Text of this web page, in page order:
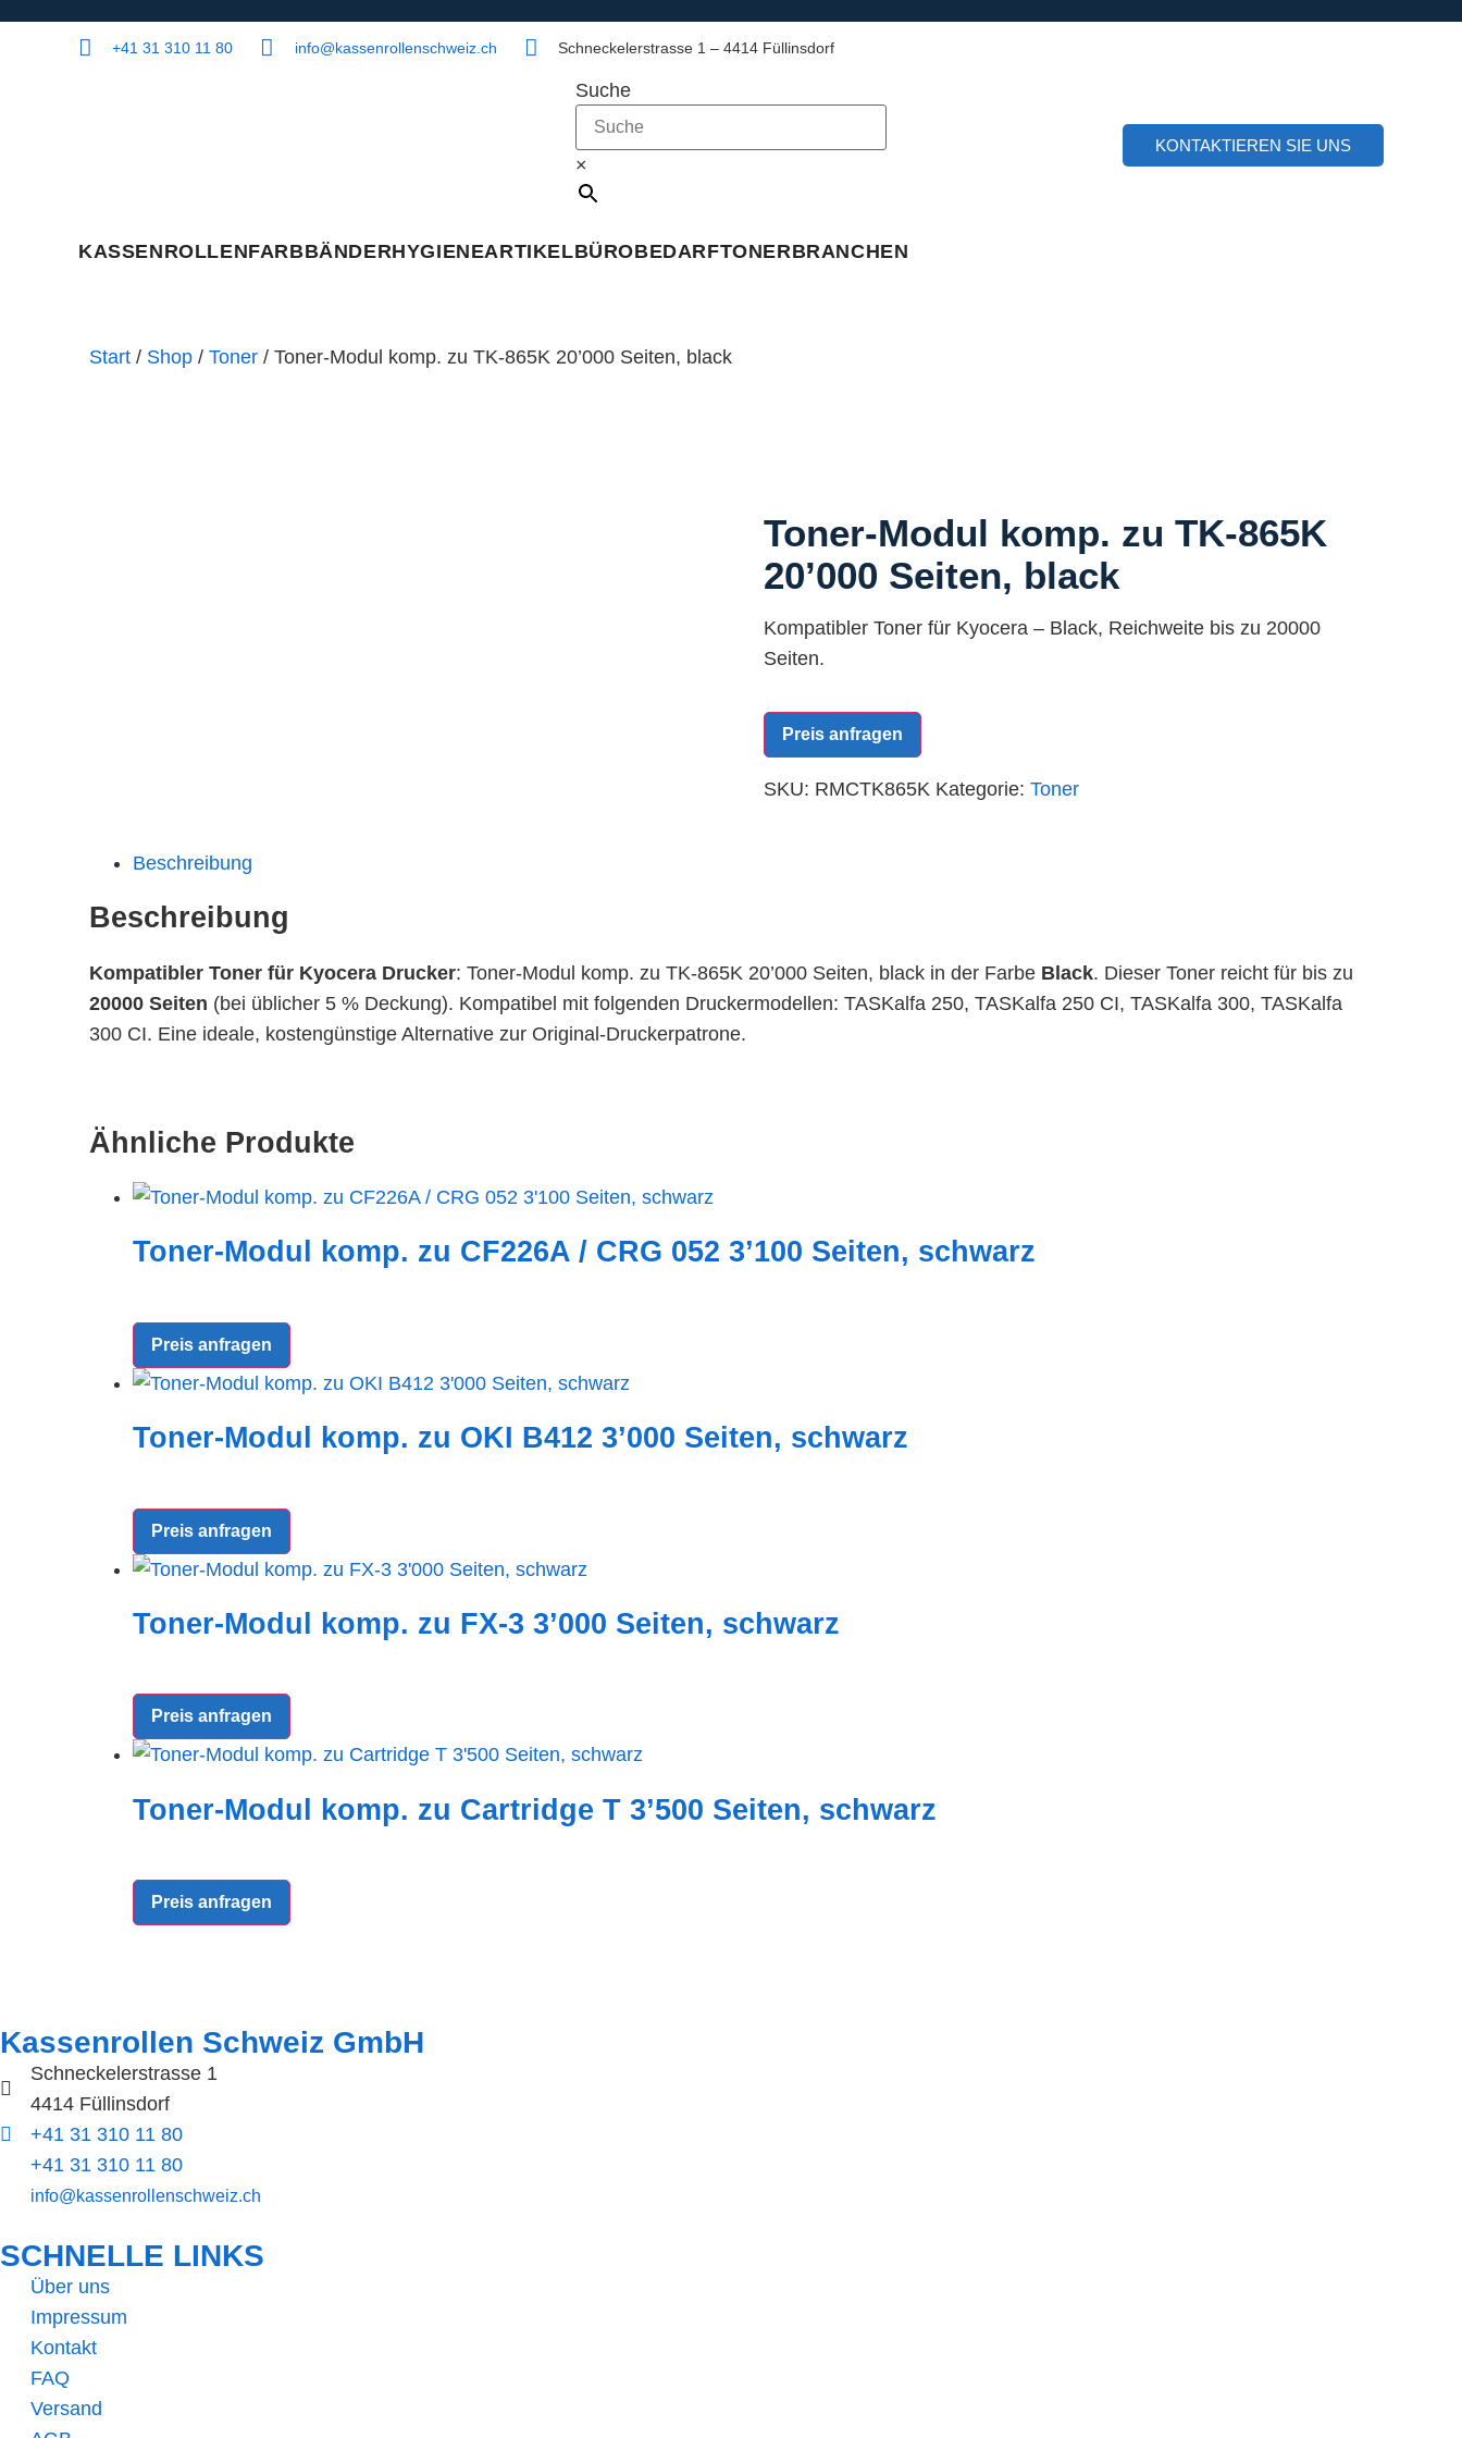
+41 31 310 11 80 info@kassenrollenschweiz.ch Schneckelerstrasse 1 – 4414 Füllinsdorf
Suche
×
KONTAKTIEREN SIE UNS
KASSENROLLENFARBBÄNDERHYGIENEARTIKELBÜROBEDARFTONERBRANCHEN
Start / Shop / Toner / Toner-Modul komp. zu TK-865K 20’000 Seiten, black
Toner-Modul komp. zu TK-865K
20’000 Seiten, black
Kompatibler Toner für Kyocera – Black, Reichweite bis zu 20000
Seiten.
Preis anfragen
SKU: RMCTK865K Kategorie: Toner
Beschreibung
Beschreibung
Kompatibler Toner für Kyocera Drucker: Toner-Modul komp. zu TK-865K 20’000 Seiten, black in der Farbe Black. Dieser Toner reicht für bis zu
20000 Seiten (bei üblicher 5 % Deckung). Kompatibel mit folgenden Druckermodellen: TASKalfa 250, TASKalfa 250 CI, TASKalfa 300, TASKalfa
300 CI. Eine ideale, kostengünstige Alternative zur Original-Druckerpatrone.
Ähnliche Produkte
Toner-Modul komp. zu CF226A / CRG 052 3’100 Seiten, schwarz
Preis anfragen
Toner-Modul komp. zu OKI B412 3’000 Seiten, schwarz
Preis anfragen
Toner-Modul komp. zu FX-3 3’000 Seiten, schwarz
Preis anfragen
Toner-Modul komp. zu Cartridge T 3’500 Seiten, schwarz
Preis anfragen
Kassenrollen Schweiz GmbH
Schneckelerstrasse 1
4414 Füllinsdorf
+41 31 310 11 80
+41 31 310 11 80
info@kassenrollenschweiz.ch
SCHNELLE LINKS​
Über uns
Impressum
Kontakt
FAQ
Versand